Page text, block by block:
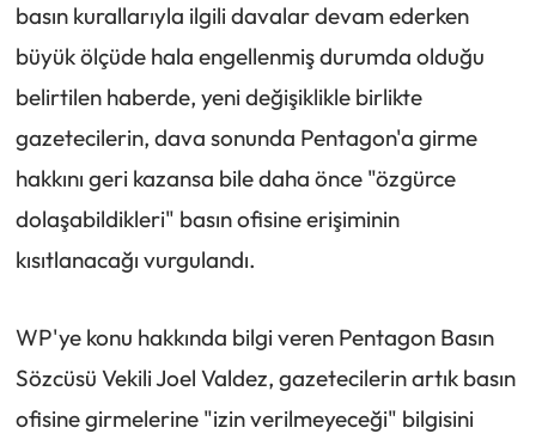
basın kurallarıyla ilgili davalar devam ederken
büyük ölçüde hala engellenmiş durumda olduğu
belirtilen haberde, yeni değişiklikle birlikte
gazetecilerin, dava sonunda Pentagon'a girme
hakkını geri kazansa bile daha önce "özgürce
dolaşabildikleri" basın ofisine erişiminin
kısıtlanacağı vurgulandı.
WP'ye konu hakkında bilgi veren Pentagon Basın
Sözcüsü Vekili Joel Valdez, gazetecilerin artık basın
ofisine girmelerine "izin verilmeyeceği" bilgisini